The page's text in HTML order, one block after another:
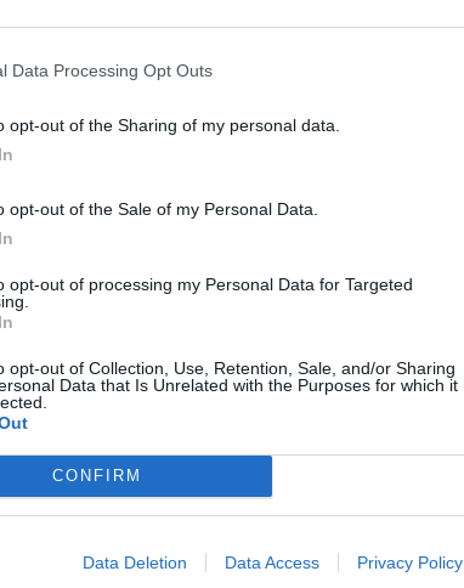
Data Processing Opt Outs
opt-out of the Sharing of my personal data.
opt-out of the Sale of my Personal Data.
opt-out of processing my Personal Data for Targeted
opt-out of Collection, Use, Retention, Sale, and/or Sharing
Data that Is Unrelated with the Purposes for which it
CONFIRM
Data Deletion Data Access Privacy Policy
Effets indésirables
essayé
! J'ai
c'est
Quantité effets
secondaires
début les
eu un
de
tous ces symptômes sont partis